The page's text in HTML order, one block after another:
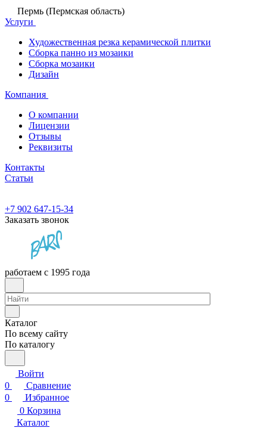
Пермь (Пермская область)
Услуги
Художественная резка керамической плитки
Сборка панно из мозаики
Сборка мозаики
Дизайн
Компания
О компании
Лицензии
Отзывы
Реквизиты
Контакты
Статьи
+7 902 647-15-34
Заказать звонок
работаем с 1995 года
Каталог
По всему сайту
По каталогу
Войти
0
Сравнение
0
Избранное
0 Корзина
Каталог